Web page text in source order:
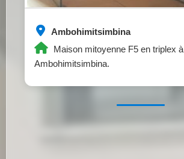
Ambohimitsimbina
Maison mitoyenne F5 en triplex à
Ambohimitsimbina.